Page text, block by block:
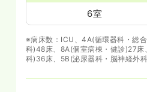
6室
※病床数：ICU、4A(循環器科・総
科)48床、8A(個室病棟・健診)27
科)36床、5B(泌尿器科・脳神経外